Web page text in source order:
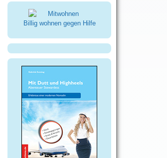
Billig wohnen gegen Hilfe